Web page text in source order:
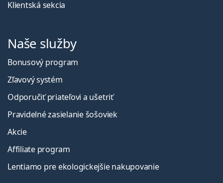
Klientská sekcia
Naše služby
Bonusový program
Zľavový systém
Odporučiť priateľovi a ušetriť
Pravidelné zasielanie šošoviek
Akcie
Affiliate program
Lentiamo pre ekologickejšie nakupovanie